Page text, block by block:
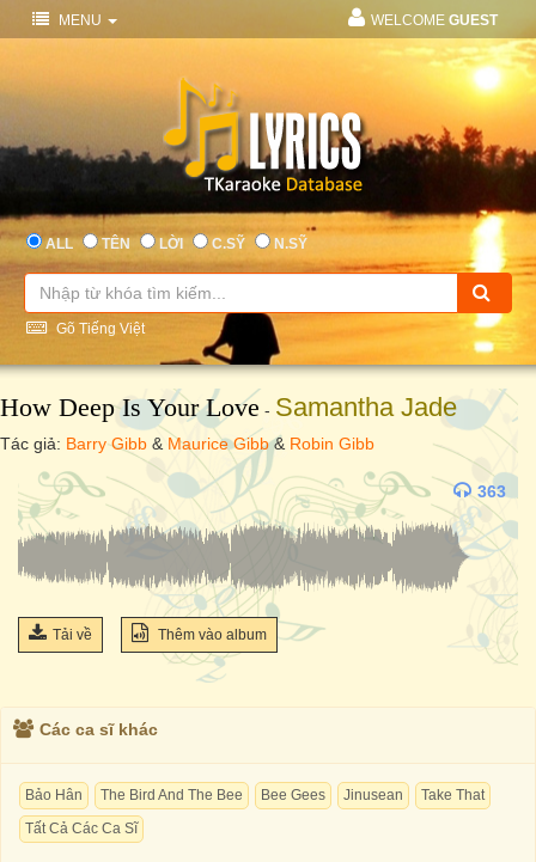
MENU WELCOME GUEST
ALL TÊN LỜI C.SỸ N.SỸ
Gõ Tiếng Việt
How Deep Is Your Love - Samantha Jade
Tác giả: Barry Gibb & Maurice Gibb& Robin Gibb
363
Tải về Thêm vào album
Các ca sĩ khác
Bảo Hân The Bird And The Bee Bee Gees Jinusean
Take That
Tất Cả Các Ca Sĩ